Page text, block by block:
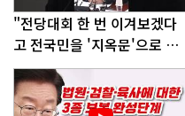
"전당대회 한 번 이겨보겠다
고 전국민을 '지옥문'으로 밀
어!"